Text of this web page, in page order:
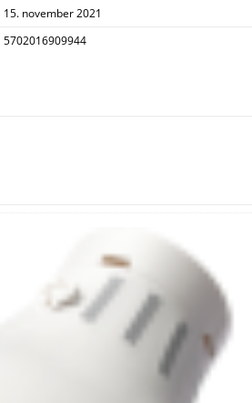
15. november 2021
5702016909944